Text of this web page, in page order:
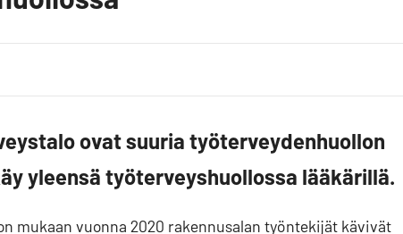
ovat suuria työterveydenhuollon
yleensä työterveyshuollossa lääkärillä.
mukaan vuonna 2020 rakennusalan työntekijät kävivät